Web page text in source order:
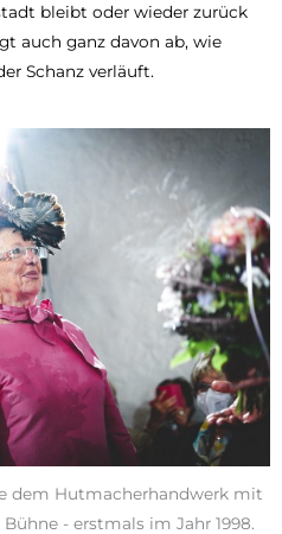
bleibt oder wieder zurück
auch ganz davon ab, wie
Schanz verläuft.
dem Hutmacherhandwerk mit
- erstmals im Jahr 1998.